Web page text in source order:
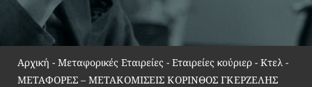
Αρχική - Μεταφορικές Εταιρείες - Εταιρείες κούριερ - Κτελ-
ΜΕΤΑΦΟΡΕΣ – ΜΕΤΑΚΟΜΙΣΕΙΣ ΚΟΡΙΝΘΟΣ ΓΚΕΡΖΕΛΗΣ